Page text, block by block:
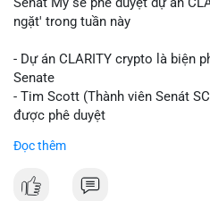
ngặt' trong tuần này
- Dự án CLARITY crypto là biện
Senate
- Tim Scott (Thành viên Senát
được phê duyệt
trình
Đọc thêm